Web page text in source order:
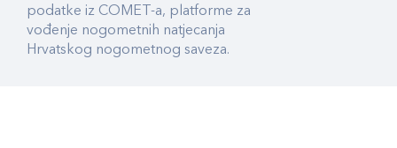
podatke iz COMET-a, platforme za
vođenje nogometnih natjecanja
Hrvatskog nogometnog saveza.